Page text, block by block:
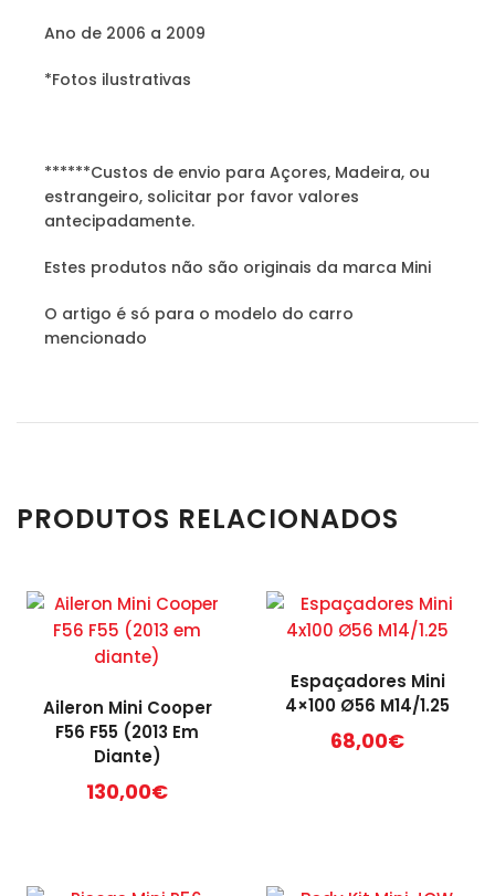
Ano de 2006 a 2009
*Fotos ilustrativas
******Custos de envio para Açores, Madeira, ou
estrangeiro, solicitar por favor valores
antecipadamente.
Estes produtos não são originais da marca Mini
O artigo é só para o modelo do carro
mencionado
PRODUTOS RELACIONADOS
Aileron Mini Cooper
F56 F55 (2013 Em
Diante)
130,00€
Espaçadores Mini
4×100 Ø56 M14/1.25
68,00€